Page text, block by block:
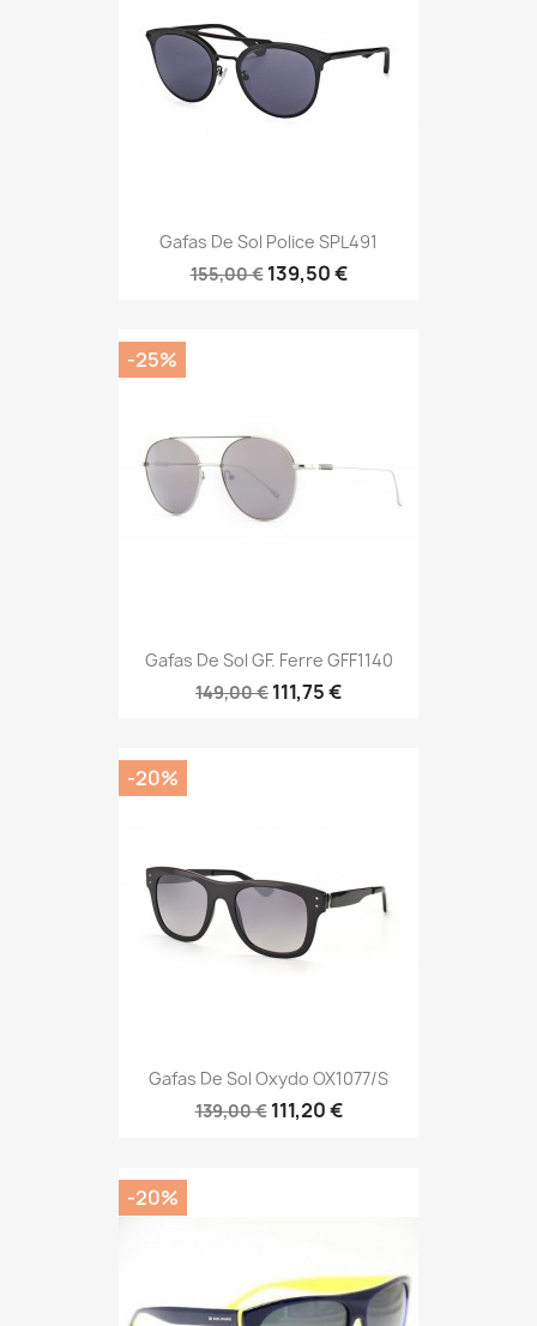
Gafas De Sol Police SPL491
155,00 € 139,50 €
Gafas De Sol GF. Ferre GFF1140
149,00 € 111,75 €
-25%
Gafas De Sol Oxydo OX1077/S
139,00 € 111,20 €
-20%
-20%